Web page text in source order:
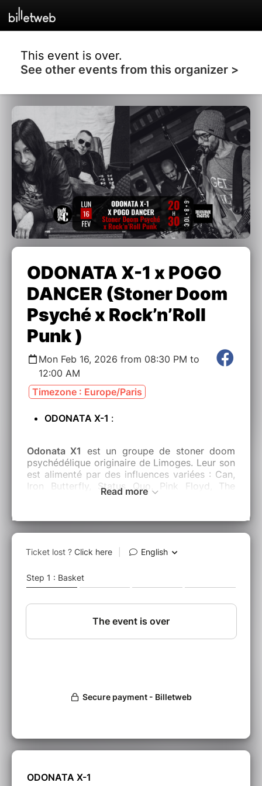
This event is over.
See other events from this organizer >
ODONATA X-1 x POGO
DANCER (Stoner Doom
Psyché x Rock’n’Roll
Punk )
Mon Feb 16, 2026 from 08:30 PM to
12:00 AM
Timezone : Europe/Paris
ODONATA X-1 :
Odonata X1 est un groupe de stoner doom
psychédélique originaire de Limoges. Leur son
est alimenté par des influences variées : Can,
Iron Butterfly, Status Quo, Pink Floyd, The
Clash, The Damned, The Rolling Stones... ou
Oranssi Pazuzu, Dark Buddha Rising, Om, My
Sleeping Karma, Die Antwoord…
Odonata X1c’est une formation de 2 guitares-
guitares servent le projet : l’un dynamique,
aérien et cosmique, l’autre sombre épais et
qui soutient la transe... une mécanique
inéluctable qui produit des tableaux sonores
intitulé “ Gravitation Perturbation” sous le nom
Odonata ) sorti avec le label Les Disques du
Depuis janvier 2024, le groupe s’appelle
désormaisOdonata X1et prépare un nouvel
Read more
ODONATA X-1